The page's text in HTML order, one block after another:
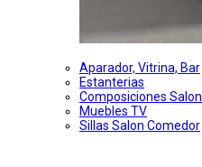
Aparador, Vitrina, Bar
Estanterias
Composiciones Salon
Muebles TV
Sillas Salon Comedor